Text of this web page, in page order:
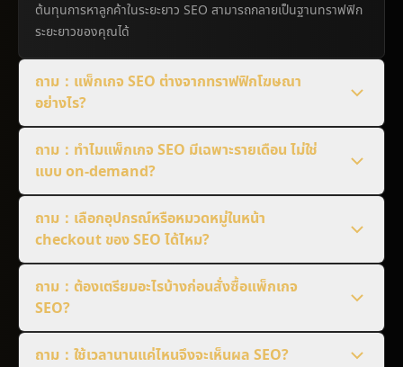
ต้นทุนการหาลูกค้าในระยะยาว SEO สามารถกลายเป็นฐานทราฟฟิก
ระยะยาวของคุณได้
ถาม：แพ็กเกจ SEO ต่างจากทราฟฟิกโฆษณา
อย่างไร?
ถาม：ทำไมแพ็กเกจ SEO มีเฉพาะรายเดือน ไม่ใช่
แบบ on-demand?
ถาม：เลือกอุปกรณ์หรือหมวดหมู่ในหน้า
checkout ของ SEO ได้ไหม?
ถาม：ต้องเตรียมอะไรบ้างก่อนสั่งซื้อแพ็กเกจ
SEO?
ถาม：ใช้เวลานานแค่ไหนจึงจะเห็นผล SEO?